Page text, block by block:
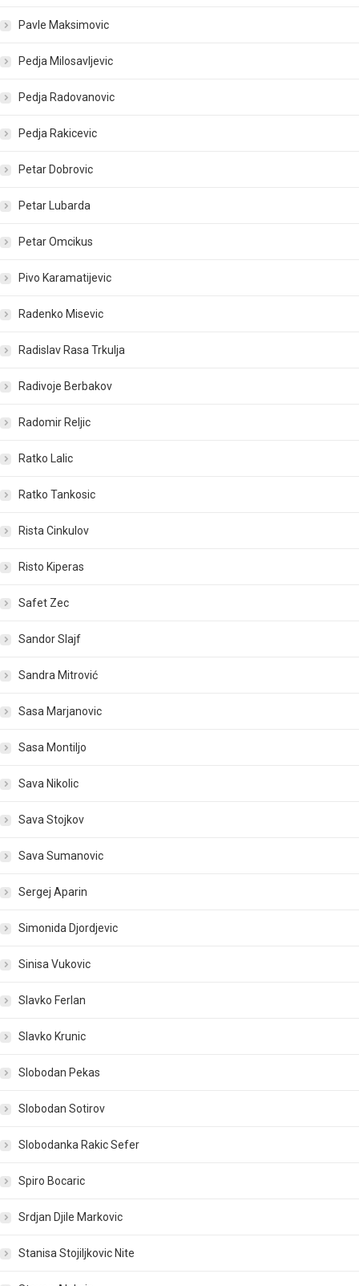
Pavle Maksimovic
Pedja Milosavljevic
Pedja Radovanovic
Pedja Rakicevic
Petar Dobrovic
Petar Lubarda
Petar Omcikus
Pivo Karamatijevic
Radenko Misevic
Radislav Rasa Trkulja
Radivoje Berbakov
Radomir Reljic
Ratko Lalic
Ratko Tankosic
Rista Cinkulov
Risto Kiperas
Safet Zec
Sandor Slajf
Sandra Mitrović
Sasa Marjanovic
Sasa Montiljo
Sava Nikolic
Sava Stojkov
Sava Sumanovic
Sergej Aparin
Simonida Djordjevic
Sinisa Vukovic
Slavko Ferlan
Slavko Krunic
Slobodan Pekas
Slobodan Sotirov
Slobodanka Rakic Sefer
Spiro Bocaric
Srdjan Djile Markovic
Stanisa Stojiljkovic Nite